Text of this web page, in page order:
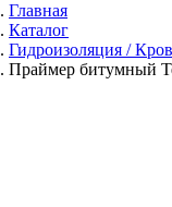
Главная
Каталог
Гидроизоляция /
Праймер битумный